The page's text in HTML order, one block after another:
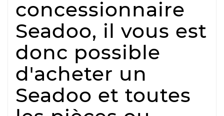
concessionnaire
Seadoo, il vous est
donc possible
d'acheter un
Seadoo et toutes